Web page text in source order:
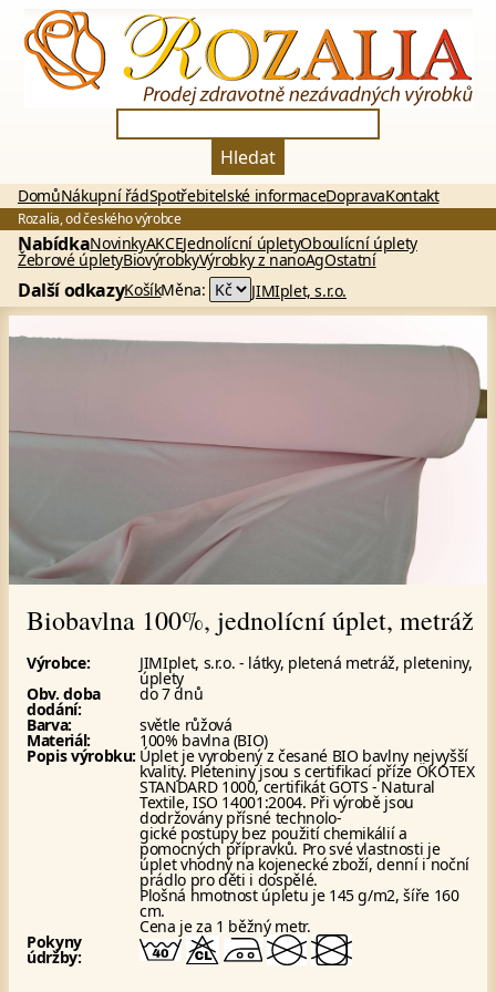
Hledat
DomůNákupní řádSpotřebitelské informaceDopravaKontakt
Rozalia, od českého výrobce
NabídkaNovinkyAKCEJednolícní úpletyOboulícní úplety
Žebrové úpletyBiovýrobkyVýrobky z nanoAgOstatní
Další odkazyKošíkMěna: JIMIplet, s.r.o.
Biobavlna 100%, jednolícní úplet, metráž
Výrobce: JIMIplet, s.r.o. - látky, pletená metráž, pleteniny,
úplety
Obv. doba
dodání:
do 7 dnů
Barva:
světle růžová
Materiál: 100% bavlna (BIO)
Popis výrobku: Úplet je vyrobený z česané BIO bavlny nejvyšší
kvality. Pleteniny jsou s certifikací příze ÖKOTEX
STANDARD 1000, certifikát GOTS - Natural
Textile, ISO 14001:2004. Při výrobě jsou
dodržovány přísné technolo-
gické postupy bez použití chemikálií a
pomocných přípravků. Pro své vlastnosti je
úplet vhodný na kojenecké zboží, denní i noční
prádlo pro děti i dospělé.
Plošná hmotnost úpletu je 145 g/m2, šíře 160
cm.
Cena je za 1 běžný metr.
Pokyny
údržby: